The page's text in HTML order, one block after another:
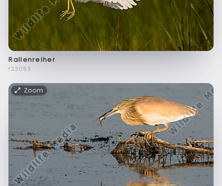
Rallenreiher
f23053
Zoom